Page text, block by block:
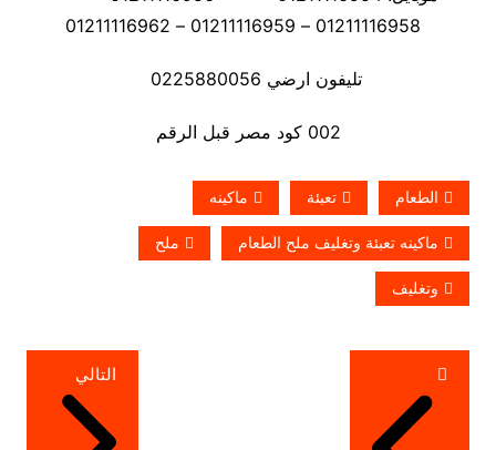
تليفون ارضي 0225880056
002 كود مصر قبل الرقم
الطعام تعبئة ماكينه
ماكينه تعبئة وتغليف ملح الطعام ملح
وتغليف
تصفّح
المقالات
التالي